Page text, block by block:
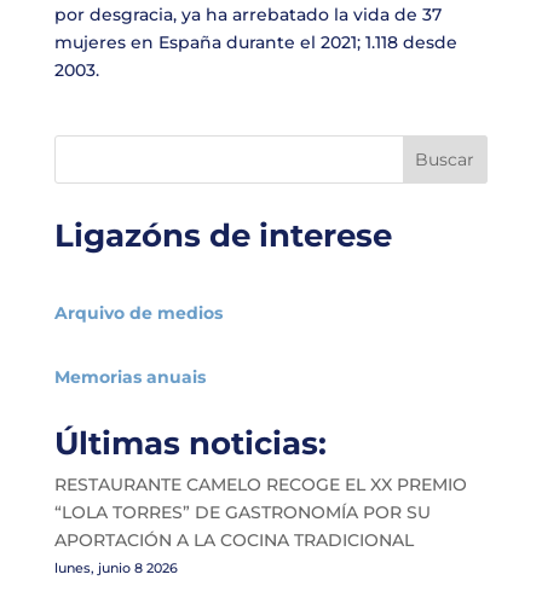
por desgracia, ya ha arrebatado la vida de 37
mujeres en España durante el 2021; 1.118 desde
2003.
Buscar
Ligazóns de interese
Arquivo de medios
Memorias anuais
Últimas noticias:
RESTAURANTE CAMELO RECOGE EL XX PREMIO
“LOLA TORRES” DE GASTRONOMÍA POR SU
APORTACIÓN A LA COCINA TRADICIONAL
lunes, junio 8 2026